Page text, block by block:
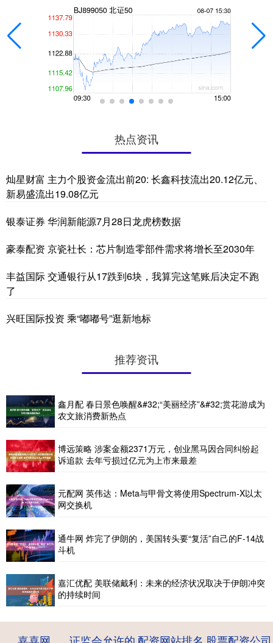
热点资讯
灿星财富 主力个股资金流出前20: 长鑫科技流出20.12亿元、
新易盛流出19.08亿元
银泰证券 华润新能源7月28日龙虎榜数据
豪泰配资 京瓷社长：芯片制造零部件需求将增长至2030年
丰益国际 交通银行从17跌到6块，我算完这笔账后决定不跑
了
兴旺国际投资 乘“嘟嘟号”逛新地标
推荐资讯
鑫月配 春日景色唤醒&#32;“美丽经济”&#32;赏花游成为
农文旅消费新热点
博远策略 涉案金额2371万元，创业黑马因合同纠纷起
诉追款 去年亏损过亿元为上市来最差
元配网 英伟达：Meta与甲骨文将使用Spectrum-X以太
网交换机
通牛网 炸完了伊朗的，美国转头要“复活”自己的F-14战
斗机
嘉汇优配 美联储戴利：未来的经济状况取决于伊朗冲突
的持续时间